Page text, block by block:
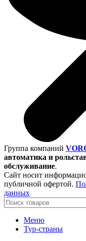
Группа компаний
автоматика и
обслуживание.
Сайт носит
публичной офертой.
данных
Меню
Тур-страны